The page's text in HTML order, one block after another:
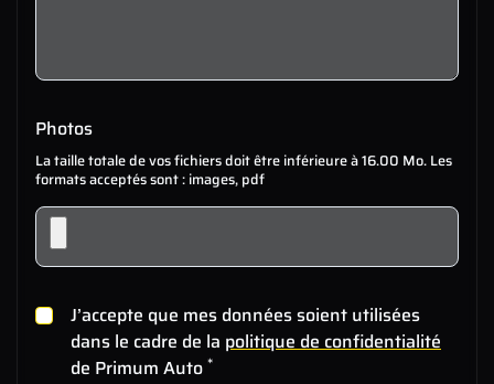
Photos
La taille totale de vos fichiers doit être inférieure à 16.00 Mo. Les
formats acceptés sont : images, pdf
J’accepte que mes données soient utilisées
dans le cadre de la politique de confidentialité
de Primum Auto *